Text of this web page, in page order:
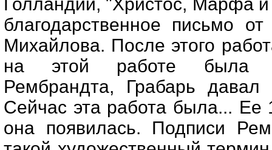
благодарственное письмо
Михайлова. После этого
на этой работе была
Рембрандта, Грабарь давал
Сейчас эта работа была...
она появилась. Подписи